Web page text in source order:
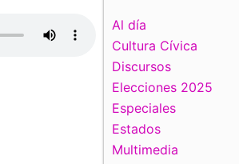
Al día
Cultura Cívica
Discursos
Elecciones 2025
Especiales
Estados
Multimedia